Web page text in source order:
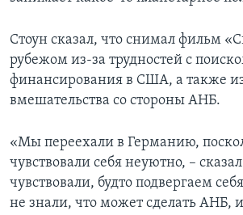
Стоун сказал, что снимал фильм
рубежом из-за трудностей с
финансирования в США, а также
вмешательства со стороны АНБ.
«Мы переехали в Германию,
чувствовали себя неуютно, –
чувствовали, будто подвергаем
не знали, что может сделать АНБ,